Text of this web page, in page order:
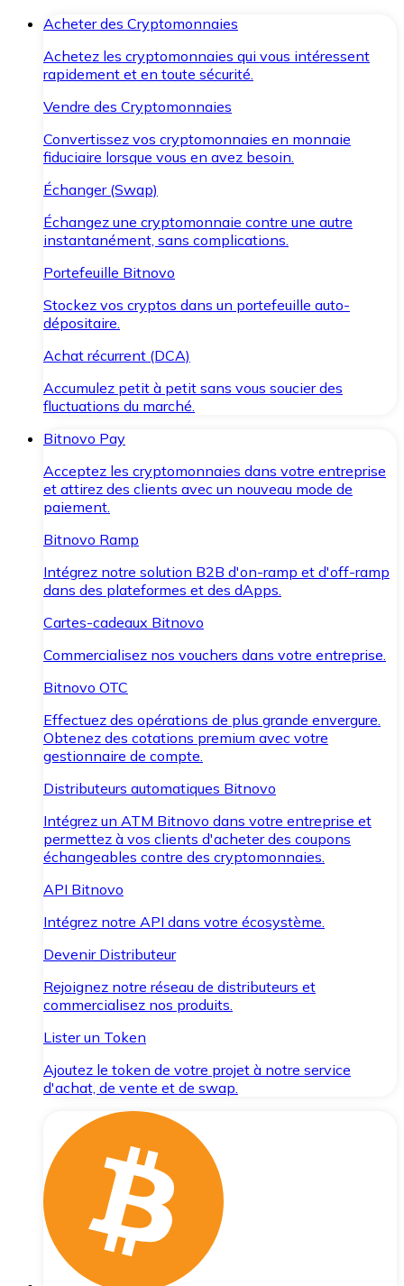
Acheter des Cryptomonnaies
Achetez les cryptomonnaies qui vous intéressent
rapidement et en toute sécurité.
Vendre des Cryptomonnaies
Convertissez vos cryptomonnaies en monnaie
fiduciaire lorsque vous en avez besoin.
Échanger (Swap)
Échangez une cryptomonnaie contre une autre
instantanément, sans complications.
Portefeuille Bitnovo
Stockez vos cryptos dans un portefeuille auto-
dépositaire.
Achat récurrent (DCA)
Accumulez petit à petit sans vous soucier des
fluctuations du marché.
Bitnovo Pay
Acceptez les cryptomonnaies dans votre entreprise
et attirez des clients avec un nouveau mode de
paiement.
Bitnovo Ramp
Intégrez notre solution B2B d'on-ramp et d'off-ramp
dans des plateformes et des dApps.
Cartes-cadeaux Bitnovo
Commercialisez nos vouchers dans votre entreprise.
Bitnovo OTC
Effectuez des opérations de plus grande envergure.
Obtenez des cotations premium avec votre
gestionnaire de compte.
Distributeurs automatiques Bitnovo
Intégrez un ATM Bitnovo dans votre entreprise et
permettez à vos clients d'acheter des coupons
échangeables contre des cryptomonnaies.
API Bitnovo
Intégrez notre API dans votre écosystème.
Devenir Distributeur
Rejoignez notre réseau de distributeurs et
commercialisez nos produits.
Lister un Token
Ajoutez le token de votre projet à notre service
d'achat, de vente et de swap.